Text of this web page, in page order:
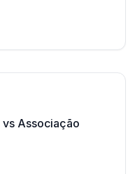
vs Associação